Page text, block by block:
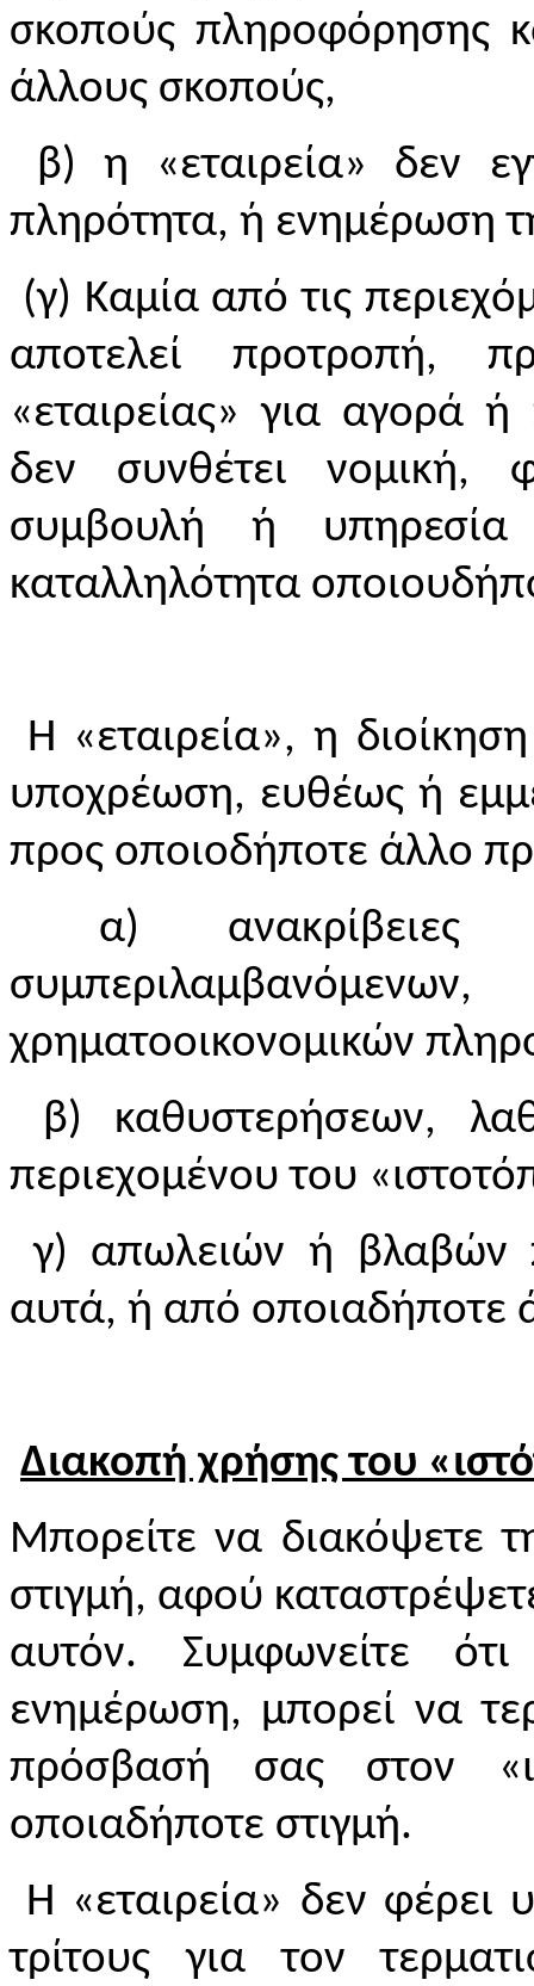
σκοπούς πληροφόρησης
άλλους σκοπούς,
β) η «εταιρεία» δεν
πληρότητα, ή ενημέρωση
(γ) Καμία από τις
αποτελεί προτροπή,
«εταιρείας» για αγορά
δεν συνθέτει νομική,
συμβουλή ή υπηρεσία
καταλληλότητα
Η «εταιρεία», η
υποχρέωση, ευθέως ή
προς οποιοδήποτε άλλο
α) ανακρίβειες
χρηματοοικονομικών
β) καθυστερήσεων,
περιεχομένου του
γ) απωλειών ή βλαβών
αυτά, ή από οποιαδήποτε
Διακοπή χρήσης του
Μπορείτε να διακόψετε
στιγμή, αφού
αυτόν. Συμφωνείτε
ενημέρωση, μπορεί να
πρόσβασή σας στον
οποιαδήποτε στιγμή.
Η «εταιρεία» δεν φέρει
τρίτους για τον